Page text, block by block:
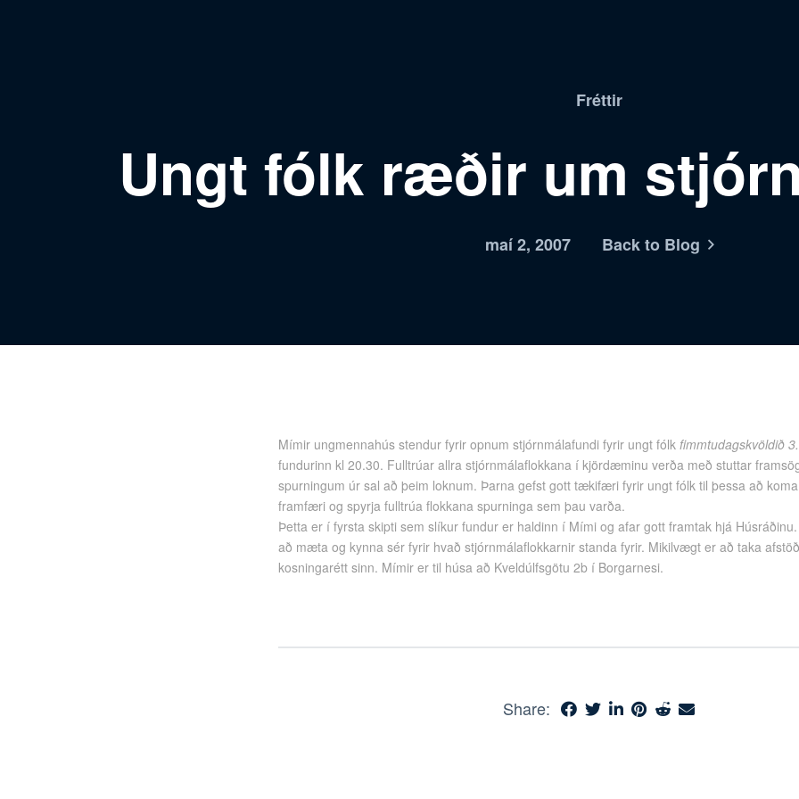
Fréttir
Ungt fólk ræðir um
maí 2, 2007 Back to Blog
Mímir ungmennahús stendur fyrir opnum stjórnmálafundi fyrir ungt fólk fimmtudagskvöldið
fundurinn kl 20.30. Fulltrúar allra stjórnmálaflokkana í kjördæminu verða með stuttar
spurningum úr sal að þeim loknum. Þarna gefst gott tækifæri fyrir ungt fólk til þessa að
framfæri og spyrja fulltrúa flokkana spurninga sem þau varða.
Þetta er í fyrsta skipti sem slíkur fundur er haldinn í Mími og afar gott framtak hjá
að mæta og kynna sér fyrir hvað stjórnmálaflokkarnir standa fyrir. Mikilvægt er að taka
kosningarétt sinn. Mímir er til húsa að Kveldúlfsgötu 2b í Borgarnesi.
Share: